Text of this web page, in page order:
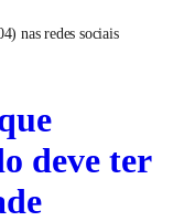
nas redes sociais
deve ter